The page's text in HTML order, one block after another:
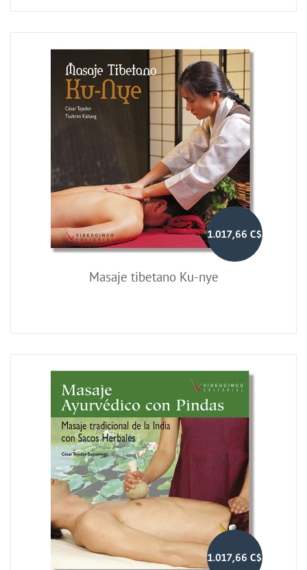
1.017,66 C$
Masaje tibetano Ku-nye
1.017,66 C$